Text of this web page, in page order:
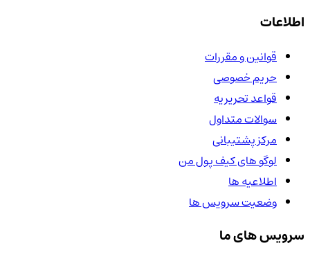
اطلاعات
قوانین و مقررات
حریم خصوصی
قواعد تحریریه
سوالات متداول
مرکز پشتیبانی
لوگو های کیف پول من
اطلاعیه ها
وضعیت سرویس ها
سرویس های ما